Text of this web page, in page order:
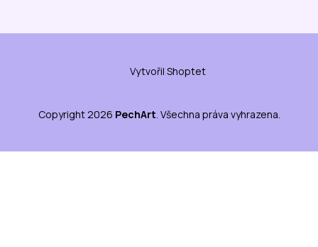
Vytvořil Shoptet
Copyright 2026 PechArt . Všechna práva vyhrazena.